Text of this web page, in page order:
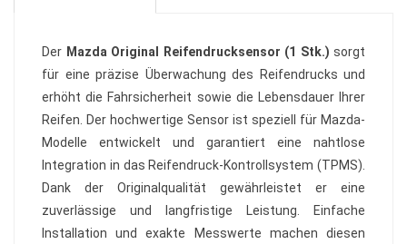
Der Mazda Original Reifendrucksensor (1 Stk.) sorgt
für eine präzise Überwachung des Reifendrucks und
erhöht die Fahrsicherheit sowie die Lebensdauer Ihrer
Reifen. Der hochwertige Sensor ist speziell für Mazda-
Modelle entwickelt und garantiert eine nahtlose
Integration in das Reifendruck-Kontrollsystem (TPMS).
Dank der Originalqualität gewährleistet er eine
zuverlässige und langfristige Leistung. Einfache
Installation und exakte Messwerte machen diesen